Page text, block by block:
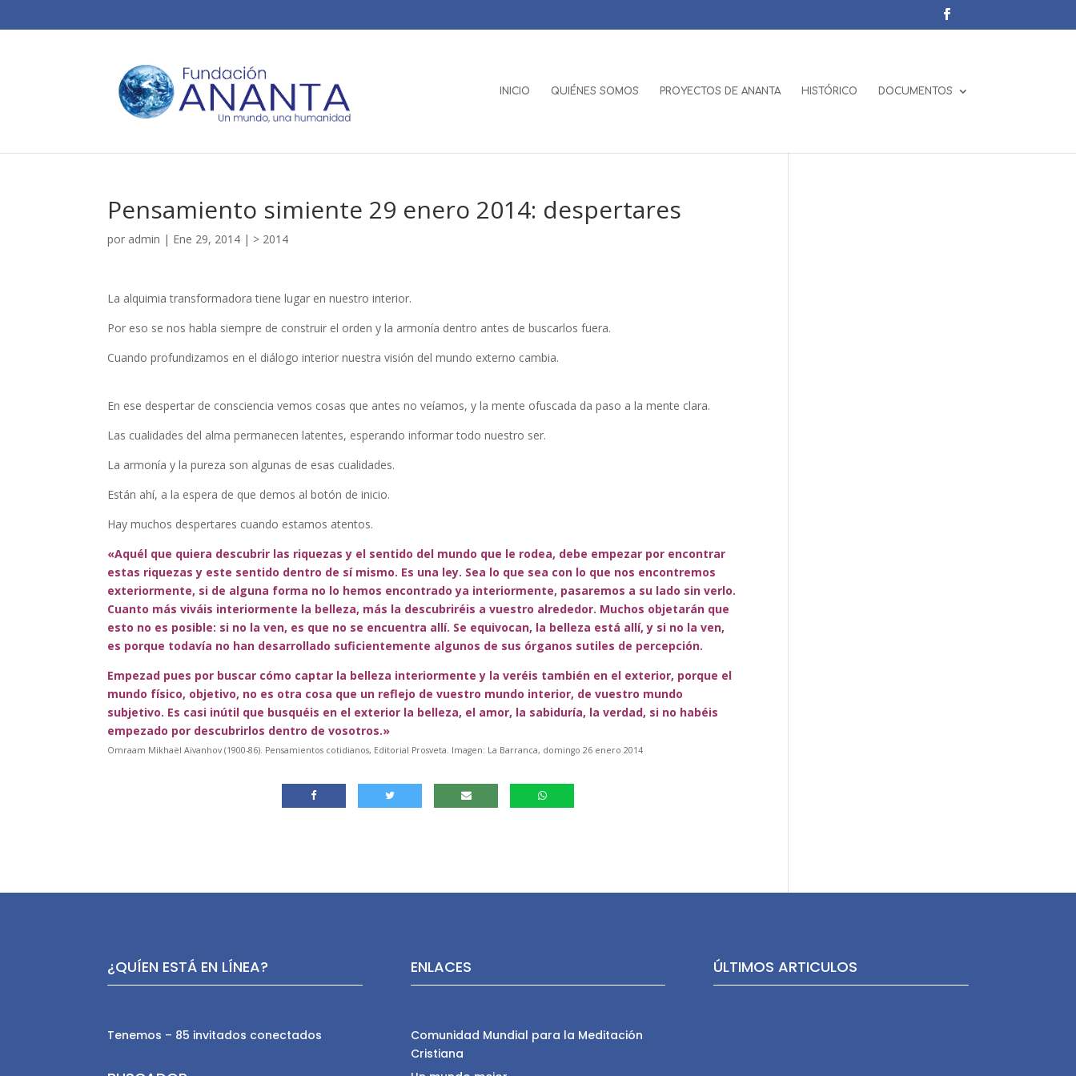
INICIO QUIÉNES SOMOS PROYECTOS DE ANANTA HISTÓRICO DOCUMENTOS
Pensamiento simiente 29 enero 2014: despertares
por admin | Ene 29, 2014 | > 2014
La alquimia transformadora tiene lugar en nuestro interior.
Por eso se nos habla siempre de construir el orden y la armonía dentro antes de buscarlos fuera.
Cuando profundizamos en el diálogo interior nuestra visión del mundo externo cambia.
En ese despertar de consciencia vemos cosas que antes no veíamos, y la mente ofuscada da paso a la mente clara.
Las cualidades del alma permanecen latentes, esperando informar todo nuestro ser.
La armonía y la pureza son algunas de esas cualidades.
Están ahí, a la espera de que demos al botón de inicio.
Hay muchos despertares cuando estamos atentos.
«Aquél que quiera descubrir las riquezas y el sentido del mundo que le rodea, debe empezar por encontrar
estas riquezas y este sentido dentro de sí mismo. Es una ley. Sea lo que sea con lo que nos encontremos
exteriormente, si de alguna forma no lo hemos encontrado ya interiormente, pasaremos a su lado sin verlo.
Cuanto más viváis interiormente la belleza, más la descubriréis a vuestro alrededor. Muchos objetarán que
esto no es posible: si no la ven, es que no se encuentra allí. Se equivocan, la belleza está allí, y si no la ven,
es porque todavía no han desarrollado suficientemente algunos de sus órganos sutiles de percepción.
Empezad pues por buscar cómo captar la belleza interiormente y la veréis también en el exterior, porque el
mundo físico, objetivo, no es otra cosa que un reflejo de vuestro mundo interior, de vuestro mundo
subjetivo. Es casi inútil que busquéis en el exterior la belleza, el amor, la sabiduría, la verdad, si no habéis
empezado por descubrirlos dentro de vosotros.»
Omraam Mikhaël Aïvanhov (1900-86). Pensamientos cotidianos, Editorial Prosveta. Imagen: La Barranca, domingo 26 enero 2014
¿QUÍEN ESTÁ EN LÍNEA?
Tenemos – 85 invitados conectados
ENLACES
Comunidad Mundial para la Meditación
Cristiana
ÚLTIMOS ARTICULOS